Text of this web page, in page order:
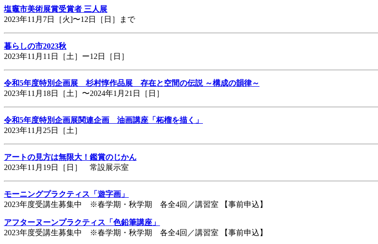
塩竈市美術展賞受賞者 三人展
2023年11月7日［火]〜12日［日］まで
暮らしの市2023秋
2023年11月11日［土］ー12日［日］
令和5年度特別企画展 杉村惇作品展 存在と空間の伝説 ～構成の韻律～
2023年11月18日［土］〜2024年1月21日［日］
令和5年度特別企画展関連企画 油画講座「柘榴を描く」
2023年11月25日［土］
アートの見方は無限大！鑑賞のじかん
2023年11月19日［日］ 常設展示室
モーニングプラクティス「遊字画」
2023年度受講生募集中 ※春学期・秋学期 各全4回／講習室 【事前申込】
アフターヌーンプラクティス「色鉛筆講座」
2023年度受講生募集中 ※春学期・秋学期 各全4回／講習室 【事前申込】